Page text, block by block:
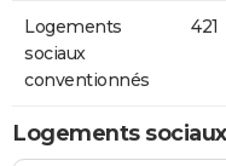
Logements
sociaux
conventionnés
421
Logements